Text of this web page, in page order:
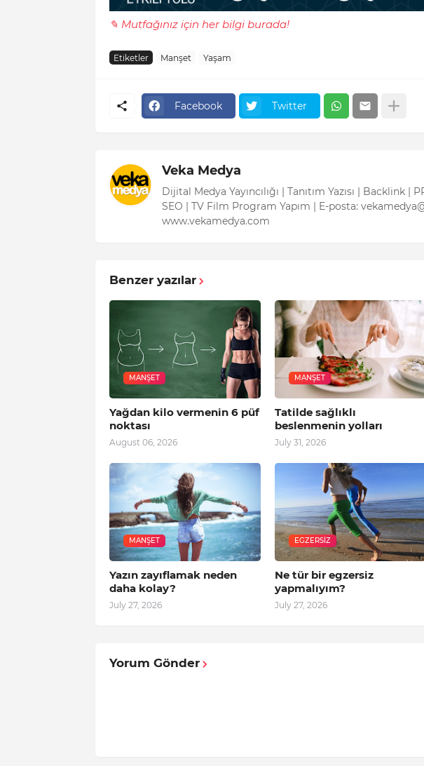
✎ Mutfağınız için her bilgi burada!
Etiketler Manşet Yaşam
Facebook Twitter
Veka Medya
Dijital Medya Yayıncılığı | Tanıtım Yazısı | Backlink |
SEO | TV Film Program Yapım | E-posta:
www.vekamedya.com
Benzer yazılar
MANŞET
Yağdan kilo vermenin 6 püf
noktası
August 06, 2026
MANŞET
Tatilde sağlıklı
beslenmenin yolları
July 31, 2026
MANŞET
Yazın zayıflamak neden
daha kolay?
July 27, 2026
EGZERSIZ
Ne tür bir egzersiz
yapmalıyım?
July 27, 2026
Yorum Gönder